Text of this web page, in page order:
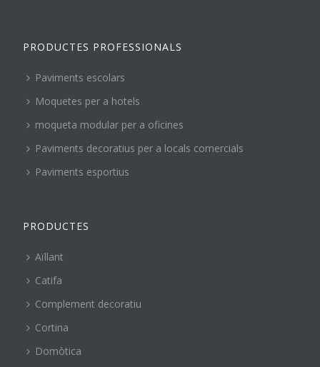
PRODUCTES PROFESSIONALS
Paviments escolars
Moquetes per a hotels
moqueta modular per a oficines
Paviments decoratius per a locals comercials
Paviments esportius
PRODUCTES
Aïllant
Catifa
Complement decoratiu
Cortina
Domòtica